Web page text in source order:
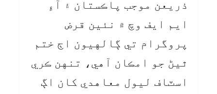
ذريعن موجب پاڪستان ۽ آءِ
ايم ايف وچ ۾ نئين قرض
پروگرام تي ڳالهيون اڄ ختم
ٿيڻ جو امڪان آهي، تنهن ڪري
اسٽاف ليول معاهدي کان اڳ